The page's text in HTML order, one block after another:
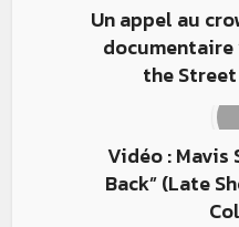
Un appel au
documentaire
the
Vidéo : Mavis
Back” (Late